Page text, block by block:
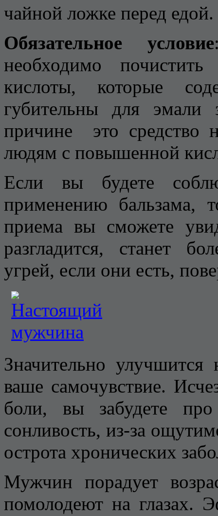
чайной ложке перед едой.
Обязательное условие
необходимо
кислоты, которые
губительны для
причине это средство
людям с повышенной
Если вы будете
применению бальзама,
приема вы сможете
разгладится, станет
угрей, если они есть,
Значительно
ваше самочувствие.
боли, вы забудете
сонливость, из-за
острота хронических
Мужчин порадует
помолодеют на глазах.